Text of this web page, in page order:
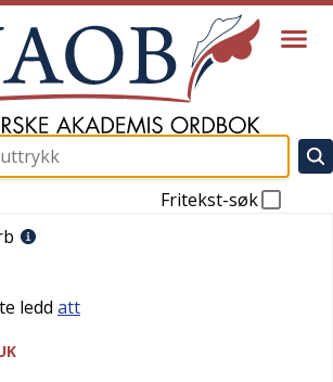
Fritekst-søk
ledd att